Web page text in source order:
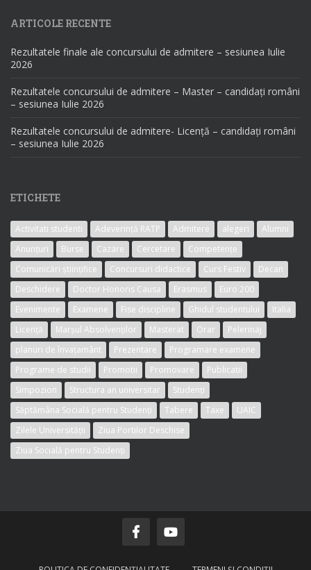
ARTICOLE RECENTE
Rezultatele finale ale concursului de admitere – sesiunea Iulie
2026
Rezultatele concursului de admitere – Master – candidați români
– sesiunea Iulie 2026
Rezultatele concursului de admitere- Licență – candidați români
– sesiunea Iulie 2026
ETICHETE
Activitati studenti Adeverință RATP Admitere alegeri
Alumni
Anunțuri
Burse Cazare Cercetare
Competențe
Comunicări științifice
Concursuri didactice Curs Festiv
Decan
Deschidere
Doctor Honoris Causa Erasmus
Euro 200
Evenimente
Examene Fise discipline Ghidul studentului
Italia
Licență
Marșul Absolvenților Masterat Orar
Pelerinaj
planuri de învațamânt
Prezentare
Programare examene
Programe de studii
Promotii Promovare
Publicatii
Simpozion
Structura an universitar
Studenți
Săptămâna Socială pentru Studenți
Tabere Taxe
UAIC
Zilele Universității
Ziua Portilor Deschise
Ziua Socială pentru Studenți